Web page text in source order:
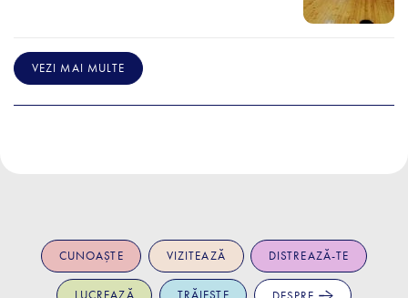
VEZI MAI MULTE
CUNOAȘTE VIZITEAZĂ DISTREAZĂ-TE